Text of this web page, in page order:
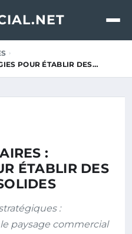
POUR ÉTABLIR DES…
:
ÉTABLIR DES
:
paysage commercial